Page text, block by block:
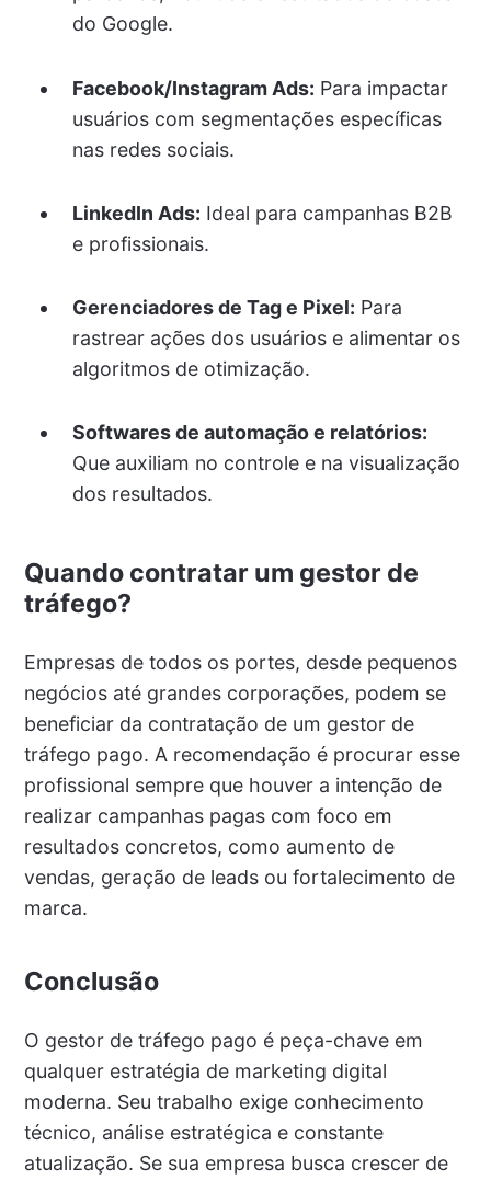
do Google.
Facebook/Instagram Ads: Para impactar
usuários com segmentações específicas
nas redes sociais.
LinkedIn Ads: Ideal para campanhas B2B
e profissionais.
Gerenciadores de Tag e Pixel: Para
rastrear ações dos usuários e alimentar os
algoritmos de otimização.
Softwares de automação e relatórios:
Que auxiliam no controle e na visualização
dos resultados.
Quando contratar um gestor de
tráfego?
Empresas de todos os portes, desde pequenos
negócios até grandes corporações, podem se
beneficiar da contratação de um gestor de
tráfego pago. A recomendação é procurar esse
profissional sempre que houver a intenção de
realizar campanhas pagas com foco em
resultados concretos, como aumento de
vendas, geração de leads ou fortalecimento de
marca.
Conclusão
O gestor de tráfego pago é peça-chave em
qualquer estratégia de marketing digital
moderna. Seu trabalho exige conhecimento
técnico, análise estratégica e constante
atualização. Se sua empresa busca crescer de